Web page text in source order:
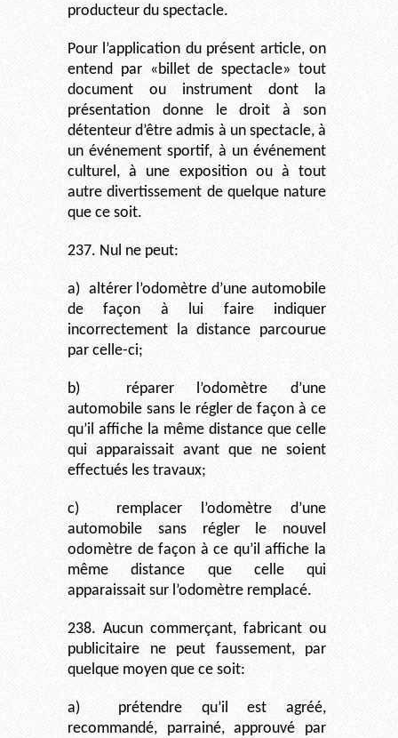
producteur du spectacle.
Pour l’application du présent article, on
entend par «billet de spectacle» tout
document ou instrument dont la
présentation donne le droit à son
détenteur d’être admis à un spectacle, à
un événement sportif, à un événement
culturel, à une exposition ou à tout
autre divertissement de quelque nature
que ce soit.
237. Nul ne peut:
a) altérer l’odomètre d’une automobile
de façon à lui faire indiquer
incorrectement la distance parcourue
par celle-ci;
b)
réparer l’odomètre d’une
automobile sans le régler de façon à ce
qu’il affiche la même distance que celle
qui apparaissait avant que ne soient
effectués les travaux;
c)
remplacer l’odomètre d’une
automobile sans régler le nouvel
odomètre de façon à ce qu’il affiche la
même distance que celle qui
apparaissait sur l’odomètre remplacé.
238. Aucun commerçant, fabricant ou
publicitaire ne peut faussement, par
quelque moyen que ce soit:
a)
prétendre qu’il est agréé,
recommandé, parrainé, approuvé par